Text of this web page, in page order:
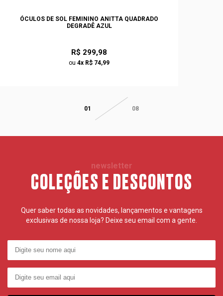
ÓCULOS DE SOL FEMININO ANITTA QUADRADO
DEGRADÊ AZUL
R$ 299,98
ou 4x R$ 74,99
01 08
newsletter
COLEÇÕES E DESCONTOS
Quer saber todas as novidades, lançamentos e vantagens
exclusivas de nossa loja? Deixe seu email com a gente.